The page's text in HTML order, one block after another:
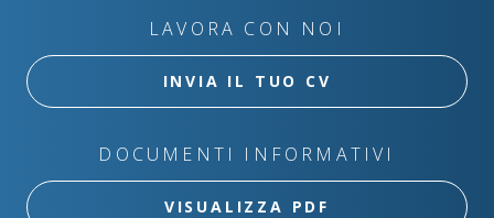
LAVORA CON NOI
INVIA IL TUO CV
DOCUMENTI INFORMATIVI
VISUALIZZA PDF